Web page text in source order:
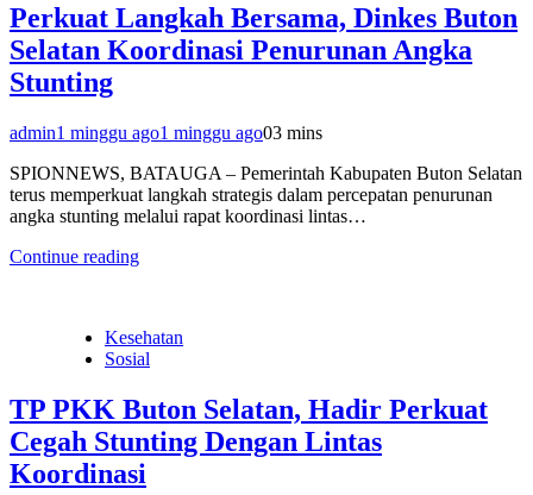
Perkuat Langkah Bersama, Dinkes Buton
Selatan Koordinasi Penurunan Angka
Stunting
admin1 minggu ago1 minggu ago03 mins
SPIONNEWS, BATAUGA – Pemerintah Kabupaten Buton Selatan
terus memperkuat langkah strategis dalam percepatan penurunan
angka stunting melalui rapat koordinasi lintas…
Continue reading
Kesehatan
Sosial
TP PKK Buton Selatan, Hadir Perkuat
Cegah Stunting Dengan Lintas
Koordinasi